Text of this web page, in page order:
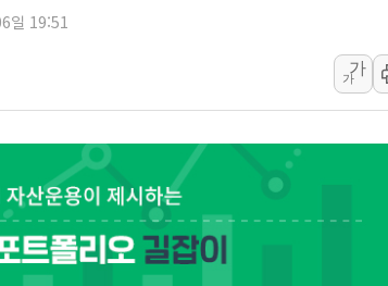
[속보] 민주, 경북
[속보] 민주, 대구 경
정재헌 CEO, SKT
인천시 광복절 현
일 19:51
가
가